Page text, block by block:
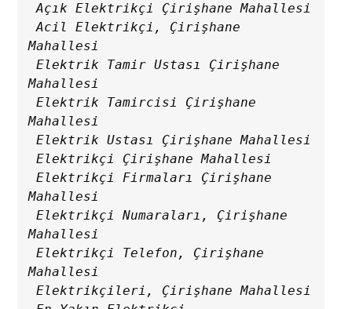
Açık Elektrikçi Çirişhane Mahallesi
Acil Elektrikçi, Çirişhane
Mahallesi
Elektrik Tamir Ustası Çirişhane
Mahallesi
Elektrik Tamircisi Çirişhane
Mahallesi
Elektrik Ustası Çirişhane Mahallesi
Elektrikçi Çirişhane Mahallesi
Elektrikçi Firmaları Çirişhane
Mahallesi
Elektrikçi Numaraları, Çirişhane
Mahallesi
Elektrikçi Telefon, Çirişhane
Mahallesi
Elektrikçileri, Çirişhane Mahallesi